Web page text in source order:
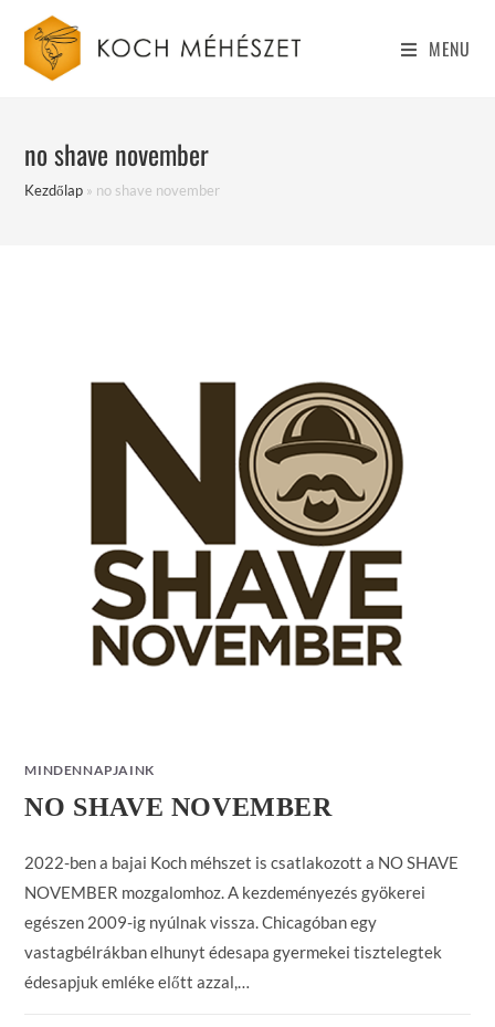
content
MENU
no shave november
Kezdőlap » no shave november
MINDENNAPJAINK
NO SHAVE NOVEMBER
2022-ben a bajai Koch méhszet is csatlakozott a NO SHAVE
NOVEMBER mozgalomhoz. A kezdeményezés gyökerei
egészen 2009-ig nyúlnak vissza. Chicagóban egy
vastagbélrákban elhunyt édesapa gyermekei tisztelegtek
édesapjuk emléke előtt azzal,…